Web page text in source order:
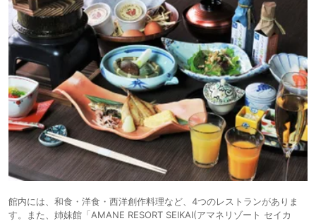
館内には、和食・洋食・西洋創作料理など、4つのレストランがありま
す。また、姉妹館「AMANE RESORT SEIKAI(アマネリゾート セイカ